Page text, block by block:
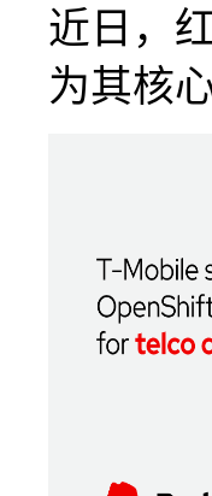
近日，
为其核